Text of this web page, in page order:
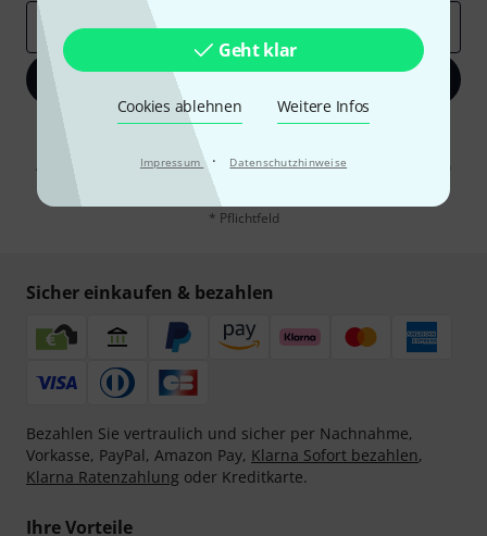
Geht klar
Cookies ablehnen Weitere Infos
Impressum · Datenschutzhinweise
E-Mail-Adresse*
Jetzt anmelden
Mit Klick auf „Jetzt anmelden“ stimmen Sie dem Erhalt von E-Mail-
Werbung und einer Messung des E-Mail-Nutzungsverhaltens zu. Die
Abmeldung ist jederzeit möglich. Weitere Informationen finden Sie in
Datenschutzhinweisen
* Pflichtfeld
Sicher einkaufen & bezahlen
Bezahlen Sie vertraulich und sicher per Nachnahme,
Vorkasse, PayPal, Amazon Pay, Klarna Sofort bezahlen,
Klarna Ratenzahlung oder Kreditkarte.
Ihre Vorteile